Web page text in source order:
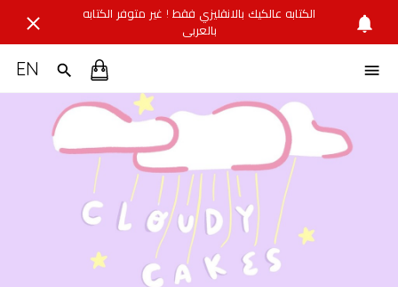
الكتابه عالكيك بالانقليزي فقط ! غير متوفر الكتابه
بالعربي
EN